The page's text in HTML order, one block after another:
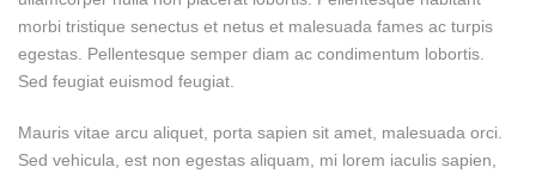
morbi tristique senectus et netus et malesuada fames ac turpis
egestas. Pellentesque semper diam ac condimentum lobortis.
Sed feugiat euismod feugiat.
Mauris vitae arcu aliquet, porta sapien sit amet, malesuada orci.
Sed vehicula, est non egestas aliquam, mi lorem iaculis sapien,